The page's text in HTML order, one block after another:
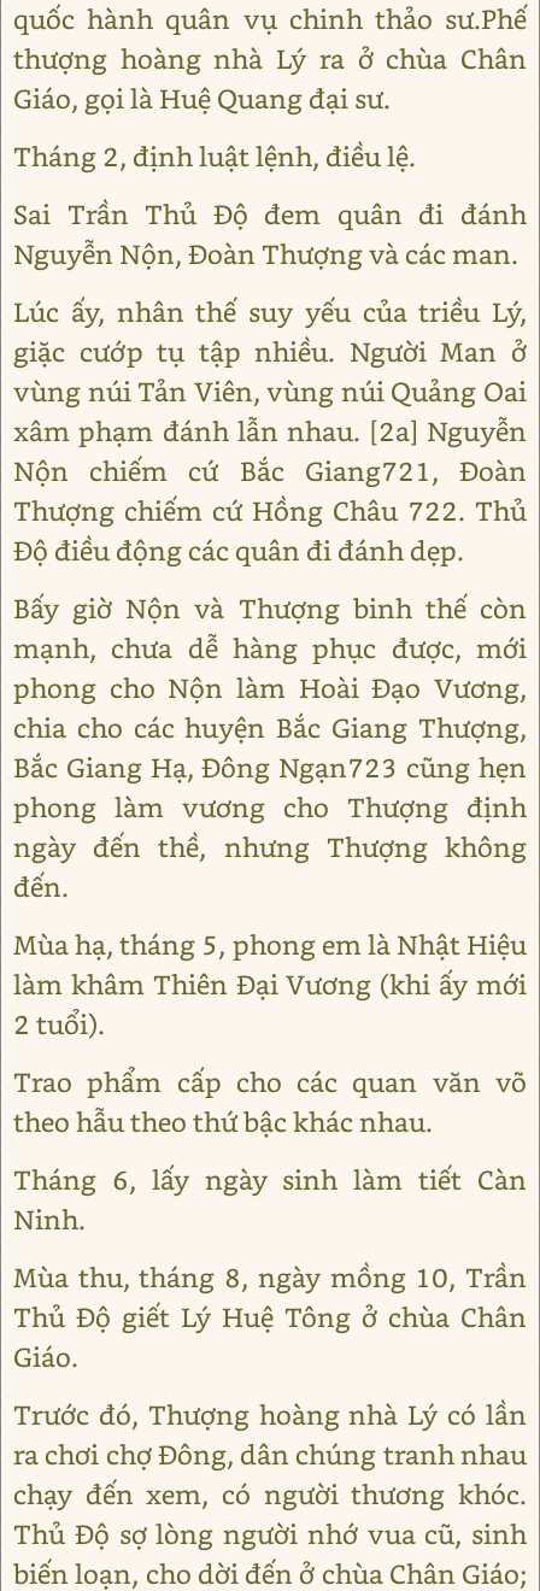
quốc hành quân vụ chinh thảo sư.Phế
thượng hoàng nhà Lý ra ở chùa Chân
Giáo, gọi là Huệ Quang đại sư.
Tháng 2, định luật lệnh, điều lệ.
Sai Trần Thủ Độ đem quân đi đánh
Nguyễn Nộn, Đoàn Thượng và các man.
Lúc ấy, nhân thế suy yếu của triều Lý,
giặc cướp tụ tập nhiều. Người Man ở
vùng núi Tản Viên, vùng núi Quảng Oai
xâm phạm đánh lẫn nhau. [2a] Nguyễn
Nộn chiếm cứ Bắc Giang721, Đoàn
Thượng chiếm cứ Hồng Châu 722. Thủ
Độ điều động các quân đi đánh dẹp.
Bấy giờ Nộn và Thượng binh thế còn
mạnh, chưa dễ hàng phục được, mới
phong cho Nộn làm Hoài Đạo Vương,
chia cho các huyện Bắc Giang Thượng,
Bắc Giang Hạ, Đông Ngạn723 cũng hẹn
phong làm vương cho Thượng định
ngày đến thề, nhưng Thượng không
đến.
Mùa hạ, tháng 5, phong em là Nhật Hiệu
làm khâm Thiên Đại Vương (khi ấy mới
2 tuổi).
Trao phẩm cấp cho các quan văn võ
theo hẫu theo thứ bậc khác nhau.
Tháng 6, lấy ngày sinh làm tiết Càn
Ninh.
Mùa thu, tháng 8, ngày mồng 10, Trần
Thủ Độ giết Lý Huệ Tông ở chùa Chân
Giáo.
Trước đó, Thượng hoàng nhà Lý có lần
ra chơi chợ Đông, dân chúng tranh nhau
chạy đến xem, có người thương khóc.
Thủ Độ sợ lòng người nhớ vua cũ, sinh
biến loạn, cho dời đến ở chùa Chân Giáo;